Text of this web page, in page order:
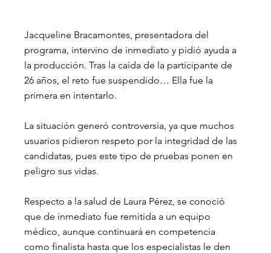
Jacqueline Bracamontes, presentadora del
programa, intervino de inmediato y pidió ayuda a
la producción. Tras la caída de la participante de
26 años, el reto fue suspendido… Ella fue la
primera en intentarlo.
La situación generó controversia, ya que muchos
usuarios pidieron respeto por la integridad de las
candidatas, pues este tipo de pruebas ponen en
peligro sus vidas.
Respecto a la salud de Laura Pérez, se conoció
que de inmediato fue remitida a un equipo
médico, aunque continuará en competencia
como finalista hasta que los especialistas le den